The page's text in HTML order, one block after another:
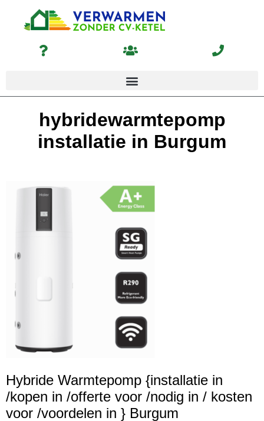
hybridewarmtepomp
installatie in Burgum
Hybride Warmtepomp {installatie in
/kopen in /offerte voor /nodig in / kosten
voor /voordelen in } Burgum